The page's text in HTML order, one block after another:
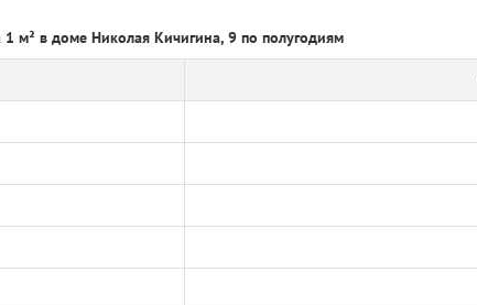
1 м² в доме Николая Кичигина, 9 по полугодиям